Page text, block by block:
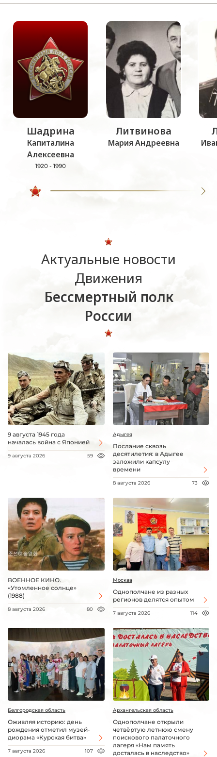
Шадрина
Капиталина
Алексеевна
1920 - 1990
Литвинова
Мария Андреевна
Актуальные новости
Движения
Бессмертный полк
России
9 августа 1945 года
началась война с Японией
9 августа 2026 59
Адыгея
Послание сквозь
десятилетия: в Адыгее
заложили капсулу
времени
8 августа 2026 73
ВОЕННОЕ КИНО.
«Утомленное солнце»
(1988)
8 августа 2026 80
Москва
Однополчане из разных
регионов делятся опытом
7 августа 2026 114
Белгородская область
Оживляя историю: день
рождения отметил музей-
диорама «Курская битва»
7 августа 2026 107
Архангельская область
Однополчане открыли
четвёртую летнюю смену
поискового палаточного
лагеря «Нам память
досталась в наследство»